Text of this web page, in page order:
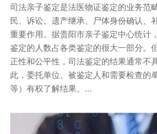
司法亲子鉴定是法医物证鉴定的业务范
民、诉讼、遗产继承、尸体身份确认、
重要作用。据贵阳市亲子鉴定中心统计
鉴定的人数占各类鉴定的很大一部分。
正性和公平性，司法鉴定的结果通常不
此，委托单位、被鉴定人和需要检查的
等）有权了解结果。...